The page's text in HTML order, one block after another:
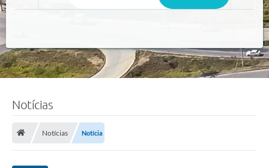
Notícias
Notícias Notícia